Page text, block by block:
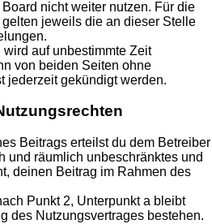
nicht weiter nutzen. Für die
jeweils die an dieser Stelle
auf unbestimmte Zeit
von beiden Seiten ohne
jederzeit gekündigt werden.
Beitrags erteilst du dem Betreiber
und räumlich unbeschränktes und
deinen Beitrag im Rahmen des
Punkt 2, Unterpunkt a bleibt
des Nutzungsvertrages bestehen.